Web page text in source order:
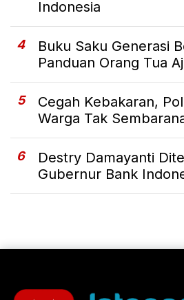
Indonesia
4
Buku Saku Generasi
Panduan Orang Tua
5
Cegah Kebakaran,
Warga Tak
6
Destry Damayanti
Gubernur Bank